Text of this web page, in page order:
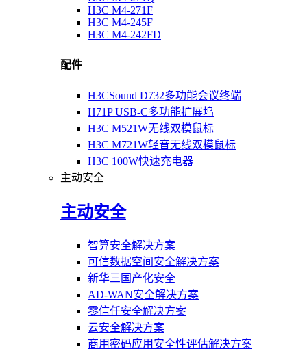
H3C M4-271F
H3C M4-245F
H3C M4-242FD
配件
H3CSound D732多功能会议终端
H71P USB-C多功能扩展坞
H3C M521W无线双模鼠标
H3C M721W轻音无线双模鼠标
H3C 100W快速充电器
主动安全
主动安全
智算安全解决方案
可信数据空间安全解决方案
新华三国产化安全
AD-WAN安全解决方案
零信任安全解决方案
云安全解决方案
商用密码应用安全性评估解决方案